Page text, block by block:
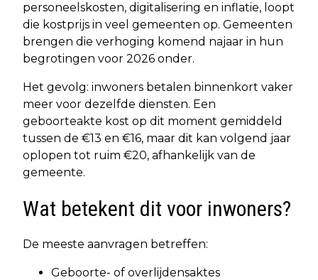
personeelskosten, digitalisering en inflatie, loopt
die kostprijs in veel gemeenten op. Gemeenten
brengen die verhoging komend najaar in hun
begrotingen voor 2026 onder.
Het gevolg: inwoners betalen binnenkort vaker
meer voor dezelfde diensten. Een
geboorteakte kost op dit moment gemiddeld
tussen de €13 en €16, maar dit kan volgend jaar
oplopen tot ruim €20, afhankelijk van de
gemeente.
Wat betekent dit voor inwoners?
De meeste aanvragen betreffen:
Geboorte- of overlijdensaktes